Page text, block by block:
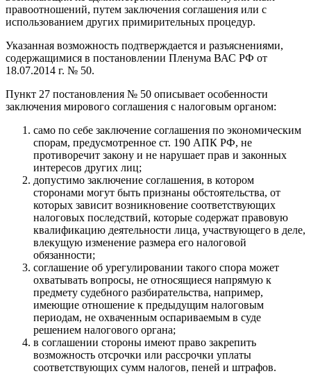
правоотношений, путем заключения соглашения или с
использованием других примирительных процедур.
Указанная возможность подтверждается и разъяснениями,
содержащимися в постановлении Пленума ВАС РФ от
18.07.2014 г. № 50.
Пункт 27 постановления № 50 описывает особенности
заключения мирового соглашения с налоговым органом:
само по себе заключение соглашения по экономическим
спорам, предусмотренное ст. 190 АПК РФ, не
противоречит закону и не нарушает прав и законных
интересов других лиц;
допустимо заключение соглашения, в котором
сторонами могут быть признаны обстоятельства, от
которых зависит возникновение соответствующих
налоговых последствий, которые содержат правовую
квалификацию деятельности лица, участвующего в деле,
влекущую изменение размера его налоговой
обязанности;
соглашение об урегулировании такого спора может
охватывать вопросы, не относящиеся напрямую к
предмету судебного разбирательства, например,
имеющие отношение к предыдущим налоговым
периодам, не охваченным оспариваемым в суде
решением налогового органа;
в соглашении стороны имеют право закрепить
возможность отсрочки или рассрочки уплаты
соответствующих сумм налогов, пеней и штрафов.